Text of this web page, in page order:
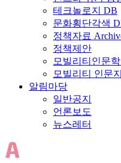
테크놀로지 DB
문화횡단각색
정책자료
정책제안
모빌리티인문
모빌리티 인문
알림마당
일반공지
언론보도
뉴스레터